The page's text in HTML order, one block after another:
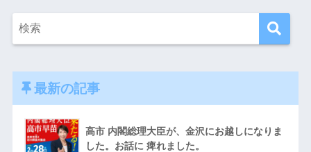
最新の記事
高市 内閣総理大臣が、金沢にお越しになりま
した。お話に 痺れました。